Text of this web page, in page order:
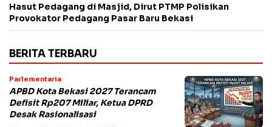
Hasut Pedagang di Masjid, Dirut PTMP Polisikan
Provokator Pedagang Pasar Baru Bekasi
BERITA TERBARU
Parlementaria
APBD Kota Bekasi 2027 Terancam
Defisit Rp207 Miliar, Ketua DPRD
Desak Rasionalisasi